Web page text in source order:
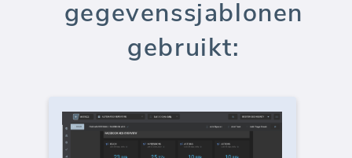
gegevenssjablonen
gebruikt: